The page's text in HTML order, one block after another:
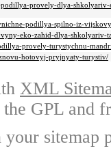
provely-dlya-
podillya-spilno-iz-
eko-zahid-dlya-shkolyariv-
provely-turystychnu-
hotovyj-pryjnyaty-turystiv/
XML
GPL and
sitemap